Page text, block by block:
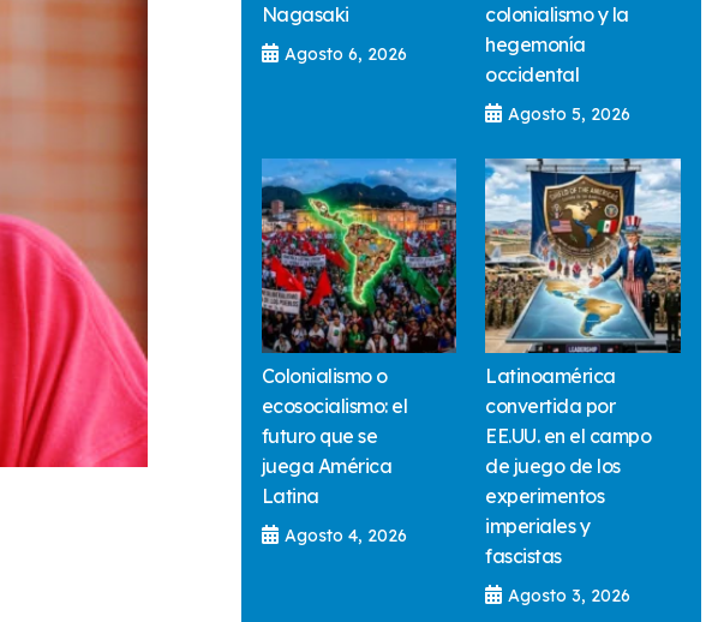
Nagasaki
Agosto 6, 2026
colonialismo y la
hegemonía
occidental
Agosto 5, 2026
Colonialismo o
ecosocialismo: el
futuro que se
juega América
Latina
Agosto 4, 2026
Latinoamérica
convertida por
EE.UU. en el campo
de juego de los
experimentos
imperiales y
fascistas
Agosto 3, 2026